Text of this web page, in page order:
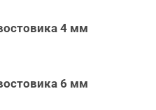
4 мм
6 мм